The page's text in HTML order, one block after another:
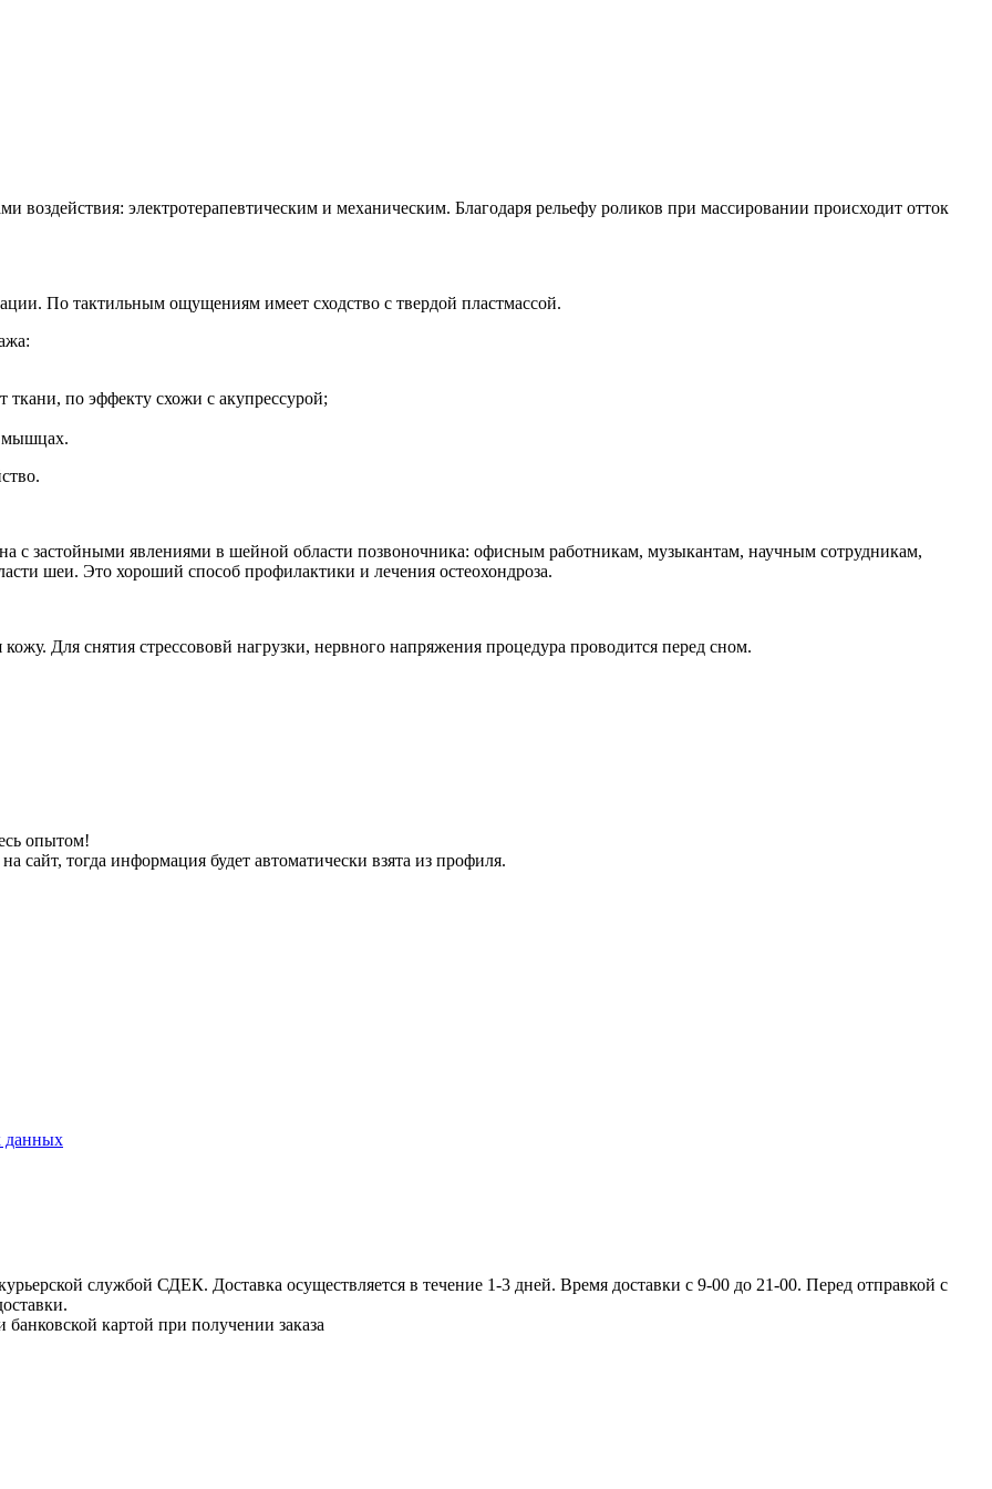
воздействия: электротерапевтическим и механическим. Благодаря рельефу роликов при массировании происходит отток
По тактильным ощущениям имеет сходство с твердой пластмассой.
по эффекту схожи с акупрессурой;
мышцах.
с застойными явлениями в шейной области позвоночника: офисным работникам, музыкантам, научным сотрудникам,
шеи. Это хороший способ профилактики и лечения остеохондроза.
Для снятия стрессововй нагрузки, нервного напряжения процедура проводится перед сном.
опытом!
сайт, тогда информация будет автоматически взята из профиля.
данных
службой СДЕК. Доставка осуществляется в течение 1-3 дней. Время доставки с 9-00 до 21-00. Перед отправкой с
картой при получении заказа